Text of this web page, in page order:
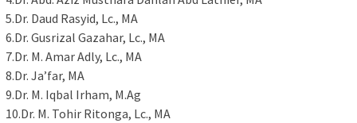
5.Dr. Daud Rasyid, Lc., MA
6.Dr. Gusrizal Gazahar, Lc., MA
7.Dr. M. Amar Adly, Lc., MA
8.Dr. Ja’far, MA
9.Dr. M. Iqbal Irham, M.Ag
10.Dr. M. Tohir Ritonga, Lc., MA